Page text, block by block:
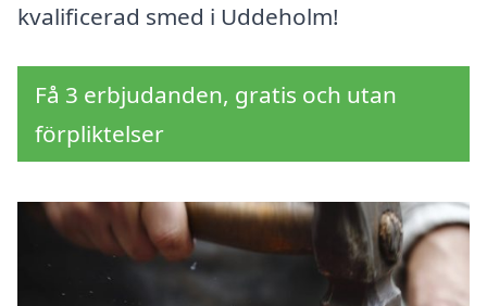
kvalificerad smed i Uddeholm!
Få 3 erbjudanden, gratis och utan
förpliktelser